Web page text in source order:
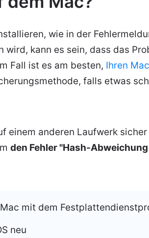
wie in der
wird, kann es sein, dass das
Fall ist es am besten, Ihren
falls etwas
einem anderen Laufwerk
den Fehler "Hash-
mit dem
neu